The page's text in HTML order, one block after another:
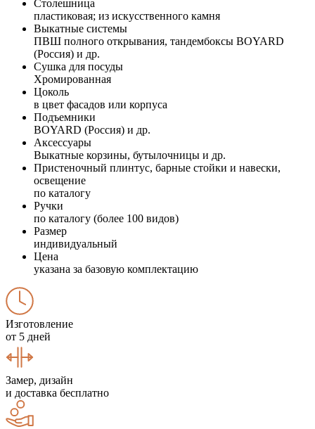
Столешница
пластиковая; из искусственного камня
Выкатные системы
ПВШ полного открывания, тандембоксы BOYARD
(Россия) и др.
Сушка для посуды
Хромированная
Цоколь
в цвет фасадов или корпуса
Подъемники
BOYARD (Россия) и др.
Аксессуары
Выкатные корзины, бутылочницы и др.
Пристеночный плинтус, барные стойки и навески,
освещение
по каталогу
Ручки
по каталогу (более 100 видов)
Размер
индивидуальный
Цена
указана за базовую комплектацию
Изготовление
от 5 дней
Замер, дизайн
и доставка бесплатно